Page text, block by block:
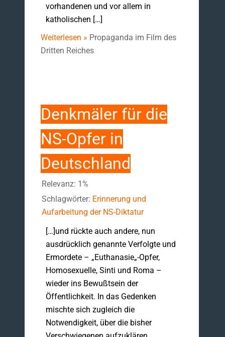
vorhandenen und vor allem in
katholischen […]
Weiterlesen » Propaganda im Film des
Dritten Reiches
Denkmäler für die
NS-Opfer in
Deutschland
Relevanz: 1%
Schlagwörter: Erinnerung und
Aufarbeitung der NS-Diktatur
[…]und rückte auch andere, nun
ausdrücklich genannte Verfolgte und
Ermordete – „Euthanasie„-Opfer,
Homosexuelle, Sinti und Roma –
wieder ins Bewußtsein der
Öffentlichkeit. In das Gedenken
mischte sich zugleich die
Notwendigkeit, über die bisher